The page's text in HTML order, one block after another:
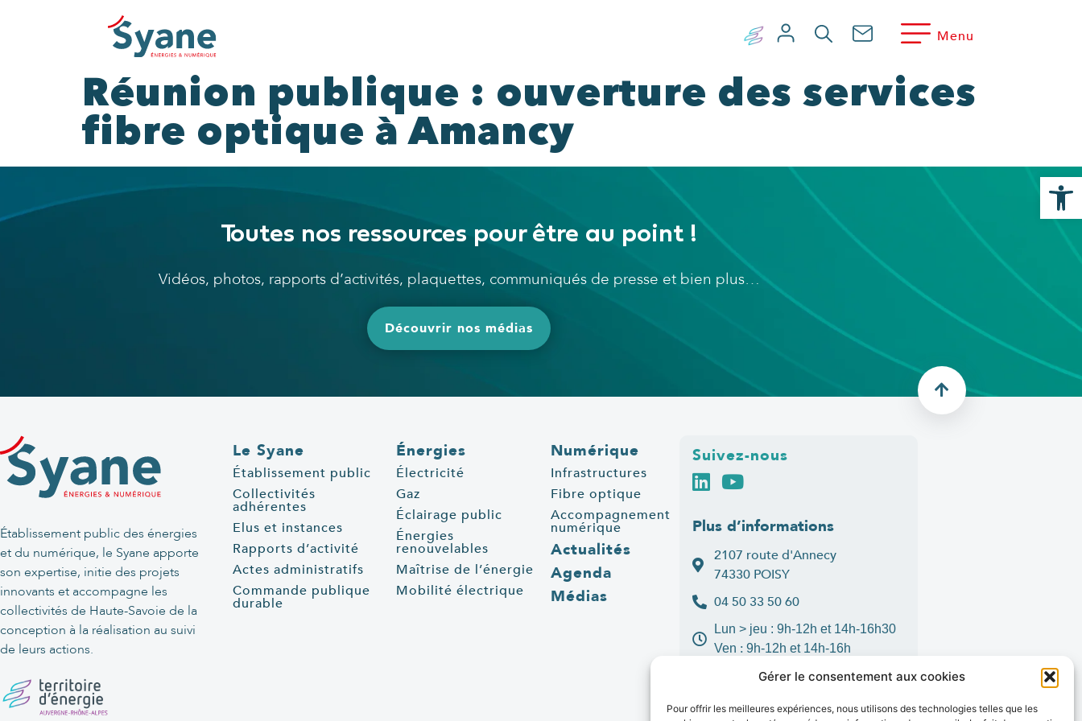
Gérer le consentement aux cookies
Pour offrir les meilleures expériences, nous utilisons des technologies telles que les
Menu
Réunion publique : ouverture des services
fibre optique à Amancy
Toutes nos ressources pour être au point !
Vidéos, photos, rapports d’activités, plaquettes, communiqués de presse et bien plus…
Découvrir nos médias
Établissement public des énergies
et du numérique, le Syane apporte
son expertise, initie des projets
innovants et accompagne les
collectivités de Haute-Savoie de la
conception à la réalisation au suivi
de leurs actions.
Le Syane
Établissement public
Collectivités
adhérentes
Elus et instances
Rapports d’activité
Actes administratifs
Commande publique
durable
Énergies
Électricité
Gaz
Éclairage public
Énergies
renouvelables
Maîtrise de l’énergie
Mobilité électrique
Numérique
Infrastructures
Fibre optique
Accompagnement
numérique
Actualités
Agenda
Médias
Suivez-nous
Plus d’informations
2107 route d'Annecy
74330 POISY
04 50 33 50 60
Lun > jeu : 9h-12h et 14h-16h30
Ven :9h-12h et 14h-16h
Contact
Ouvrir